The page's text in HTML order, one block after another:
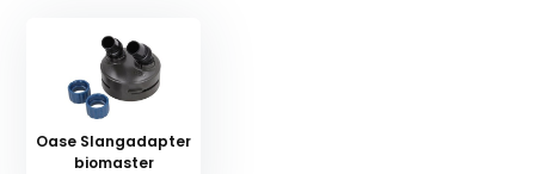
Oase Slangadapter
biomaster